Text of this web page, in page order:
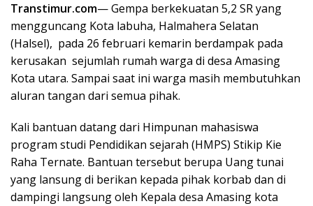
Transtimur.com— Gempa berkekuatan 5,2 SR yang
mengguncang Kota labuha, Halmahera Selatan
(Halsel), pada 26 februari kemarin berdampak pada
kerusakan sejumlah rumah warga di desa Amasing
Kota utara. Sampai saat ini warga masih membutuhkan
aluran tangan dari semua pihak.
Kali bantuan datang dari Himpunan mahasiswa
program studi Pendidikan sejarah (HMPS) Stikip Kie
Raha Ternate. Bantuan tersebut berupa Uang tunai
yang lansung di berikan kepada pihak korbab dan di
dampingi langsung oleh Kepala desa Amasing kota